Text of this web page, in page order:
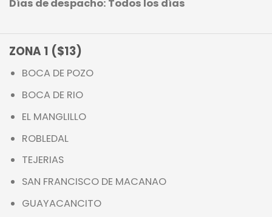
Días de despacho: Todos los días
ZONA 1 ($13)
BOCA DE POZO
BOCA DE RIO
EL MANGLILLO
ROBLEDAL
TEJERIAS
SAN FRANCISCO DE MACANAO
GUAYACANCITO